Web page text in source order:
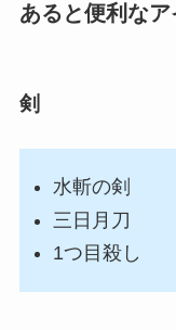
あると便利なア
剣
水斬の剣
三日月刀
1つ目殺し